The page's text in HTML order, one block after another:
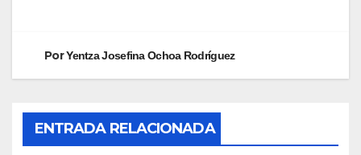
PorYentza Josefina Ochoa Rodríguez
ENTRADA RELACIONADA